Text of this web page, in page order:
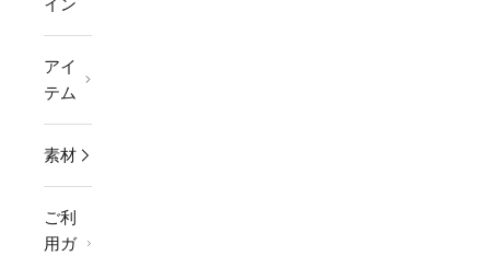
アイ
テム
素材
ご利
用ガ